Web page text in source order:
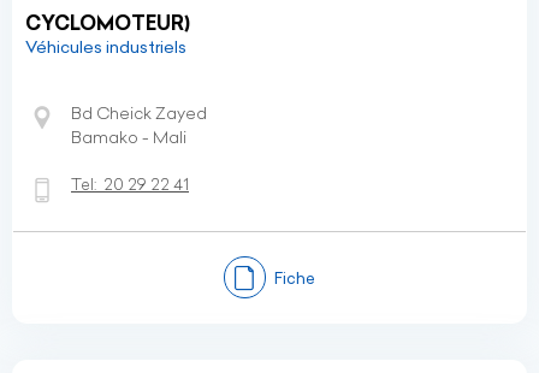
CYCLOMOTEUR)
Véhicules industriels
Bd Cheick Zayed
Bamako - Mali
Tel: 20 29 22 41
Fiche